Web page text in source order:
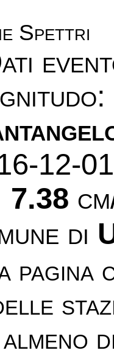
Spettri
12-
7.38
di